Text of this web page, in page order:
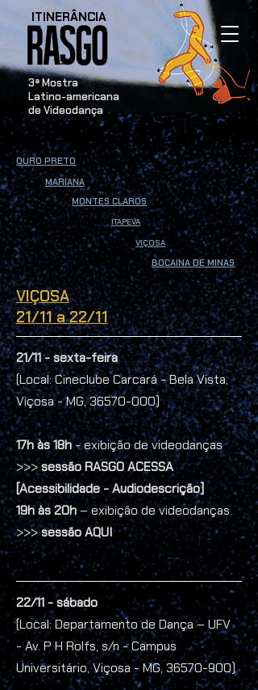
ITINERÂNCIA
​3ª Mostra
Latino-americana
de Videodança
OURO PRETO
MARIANA
MONTES CLAROS
ITAPEVA
VIÇOSA
BOCAINA DE MINAS
VIÇOSA
21/11 a 22/11
21/11 - sexta-feira
(Local: Cineclube Carcará - Bela Vista,
Viçosa - MG,36570-000)
17h às 18h- exibição de videodanças
>>>sessão RASGO ACESSA
[Acessibilidade - Audiodescrição]
19h às 20h – exibição de videodanças
>>>sessão AQUI
22/11 - sábado
(Local: Departamento de Dança – UFV
- Av. P H Rolfs, s/n - Campus
Universitário, Viçosa - MG,36570-900)